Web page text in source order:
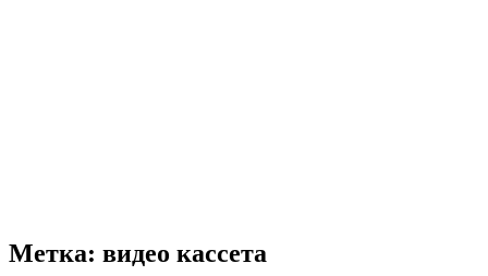
Метка: видео кассета